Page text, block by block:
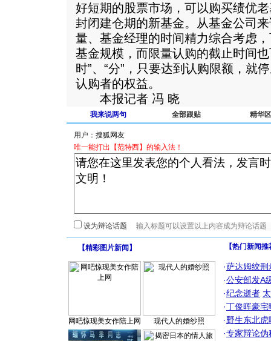
好短期的股票市场，可以购买绩优
封闭建仓期的新基金。从基金公司
量、基金经理的时间精力综合考虑
基金规模，而限量认购的截止时间也
时”、“分”，只要达到认购限额，就
认购者的权益。
本报记者 冯 晓
我来说两句 全部跟贴 精华区
用户：
唯一能打出【范特西】的输入法！
设为辩论话题
【精彩图片新闻 】
网吧惊现美女作陪上网 现代人的婚纱照
【热门新闻
·萨达姆绞刑
·公安部发A
·纪念逝者
·丁俊晖豪
·野生东北
·专家辩论伪